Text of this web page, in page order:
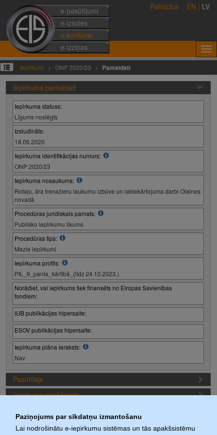
Paziņojums par sīkdatņu izmantošanu
Lai nodrošinātu e-iepirkumu sistēmas un tās apakšsistēmu
e-pasūtījumi
e-izsoles
e-konkursi
e-izziņas
Palīdzība EN | LV
Iepirkumi ONP 2020/23 Pamatdati
Iepirkuma pamatdati
Iepirkuma statuss:
Līgums noslēgts
Izsludināts:
18.06.2020
Iepirkuma identifikācijas numurs:
ONP 2020/23
Iepirkuma nosaukums:
Rotaļu, āra trenažieru laukumu izbūve un labiekārtojuma darbi Olaines
novadā
Procedūras juridiskais pamats:
Publisko iepirkumu likums
Procedūras tips:
Mazie iepirkumi
Iepirkuma profils:
PIL_9_panta_kārtībā_(līdz 24.10.2023.)
Norādiet, vai iepirkums tiek finansēts no Eiropas Savienības
fondiem:
IUB publikācijas hipersaite:
ESOV publikācijas hipersaite:
Iepirkuma plāna ieraksts:
Nav
Pasūtītājs
Iepirkuma priekšmets
Iepirkuma termiņi